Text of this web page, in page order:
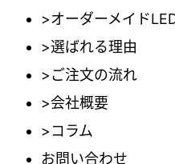
>オーダーメイド
>選ばれる理由
>ご注文の流れ
>会社概要
>コラム
お問い合わせ